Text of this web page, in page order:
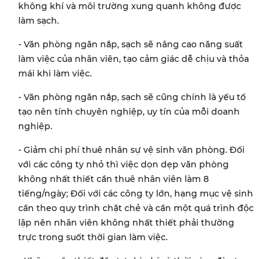
không khí và môi trường xung quanh không được
làm sạch.
- Văn phòng ngăn nắp, sạch sẽ nâng cao năng suất
làm việc của nhân viên, tạo cảm giác dễ chịu và thỏa
mái khi làm việc.
- Văn phòng ngăn nắp, sạch sẽ cũng chính là yếu tố
tạo nên tính chuyên nghiệp, uy tín của mỗi doanh
nghiệp.
- Giảm chi phí thuê nhân sự vệ sinh văn phòng. Đối
với các công ty nhỏ thì việc dọn dẹp văn phòng
không nhất thiết cần thuê nhân viên làm 8
tiếng/ngày; Đối với các công ty lớn, hạng mục vệ sinh
cần theo quy trình chặt chẻ và cần một quá trình độc
lập nên nhân viên không nhất thiết phải thường
trực trong suốt thời gian làm việc.